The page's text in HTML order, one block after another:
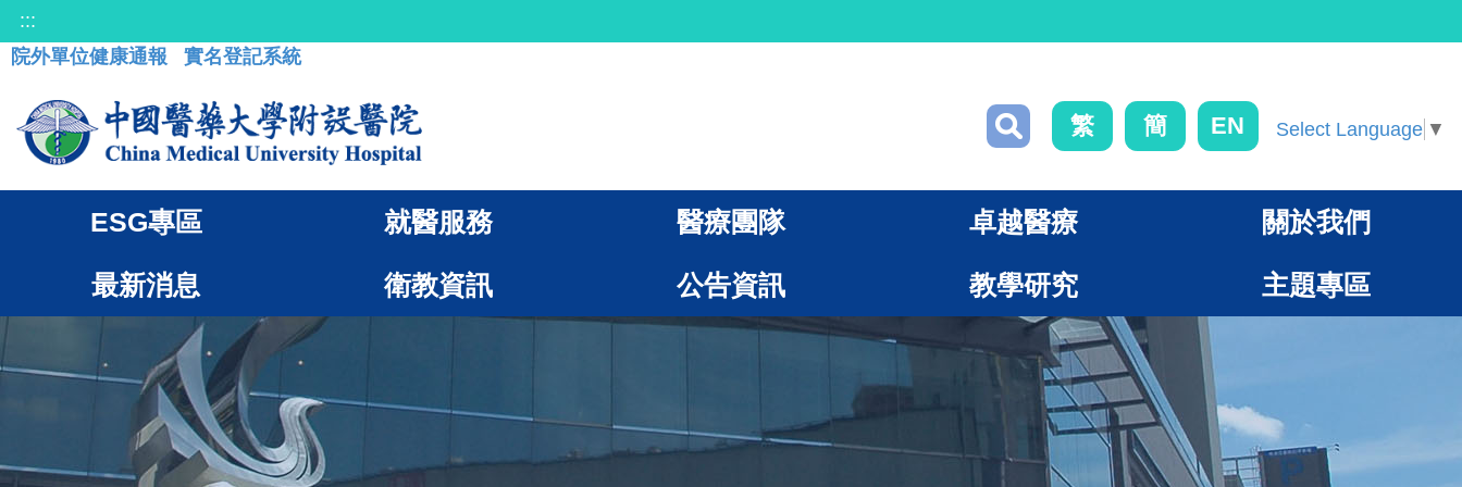
:::
院外單位健康通報
實名登記系統
繁 簡 EN Select Language ▼
ESG專區 就醫服務 醫療團隊 卓越醫療 關於我們
最新消息 衛教資訊 公告資訊 教學研究 主題專區